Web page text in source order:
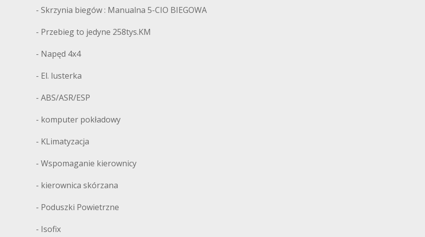
- Skrzynia biegów : Manualna 5-CIO BIEGOWA
- Przebieg to jedyne 258tys.KM
- Napęd 4x4
- El. lusterka
- ABS/ASR/ESP
- komputer pokładowy
- KLimatyzacja
- Wspomaganie kierownicy
- kierownica skórzana
- Poduszki Powietrzne
- Isofix